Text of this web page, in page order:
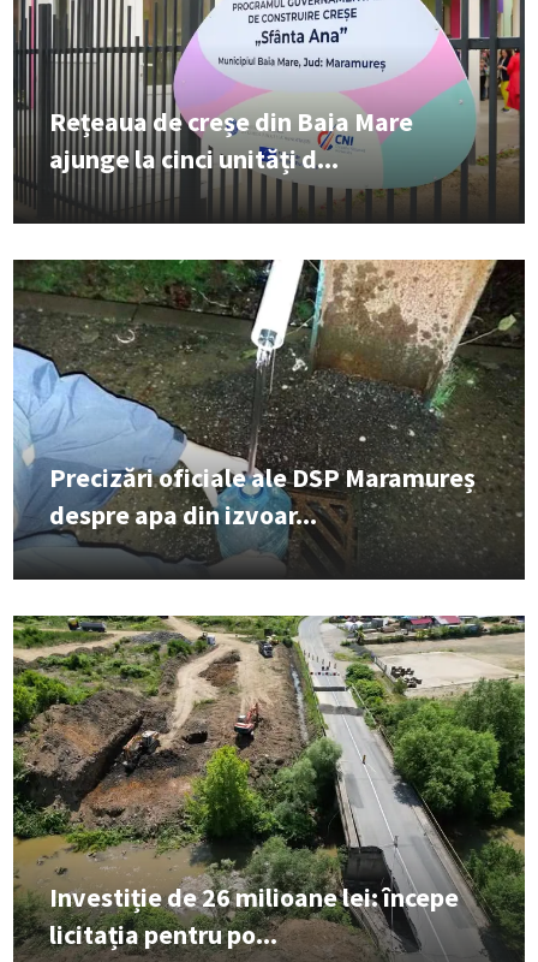
Rețeaua de creșe din Baia Mare
ajunge la cinci unități d...
Precizări oficiale ale DSP Maramureș
despre apa din izvoar...
Investiție de 26 milioane lei: începe
licitația pentru po...